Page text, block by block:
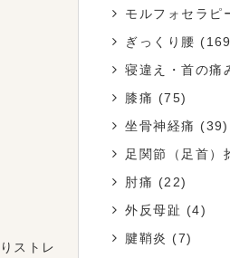
ストレ
モルフォセラピ
ぎっくり腰
寝違え・首の痛
膝痛 (75)
坐骨神経痛 (39)
足関節（足首）
肘痛 (22)
外反母趾 (4)
腱鞘炎 (7)